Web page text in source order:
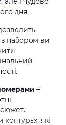
дня.
набором ви
–
які